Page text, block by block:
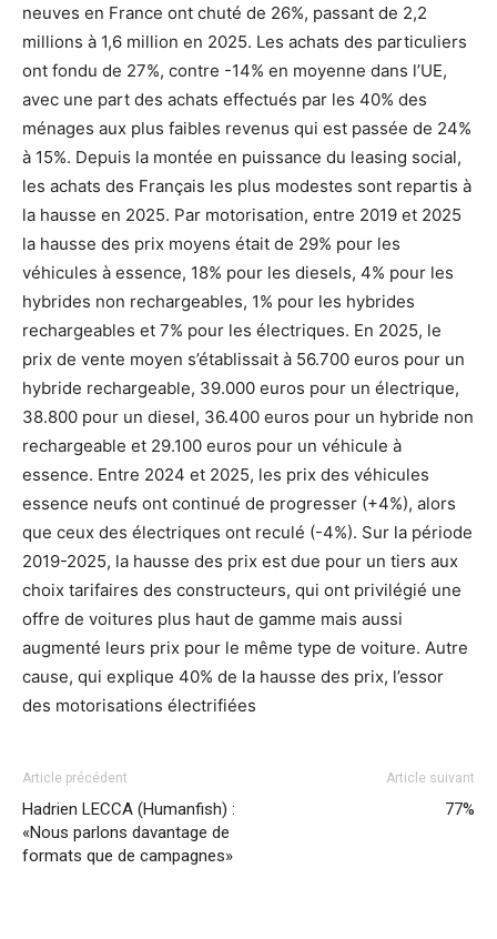
neuves en France ont chuté de 26%, passant de 2,2
millions à 1,6 million en 2025. Les achats des particuliers
ont fondu de 27%, contre -14% en moyenne dans l’UE,
avec une part des achats effectués par les 40% des
ménages aux plus faibles revenus qui est passée de 24%
à 15%. Depuis la montée en puissance du leasing social,
les achats des Français les plus modestes sont repartis à
la hausse en 2025. Par motorisation, entre 2019 et 2025
la hausse des prix moyens était de 29% pour les
véhicules à essence, 18% pour les diesels, 4% pour les
hybrides non rechargeables, 1% pour les hybrides
rechargeables et 7% pour les électriques. En 2025, le
prix de vente moyen s’établissait à 56.700 euros pour un
hybride rechargeable, 39.000 euros pour un électrique,
38.800 pour un diesel, 36.400 euros pour un hybride non
rechargeable et 29.100 euros pour un véhicule à
essence. Entre 2024 et 2025, les prix des véhicules
essence neufs ont continué de progresser (+4%), alors
que ceux des électriques ont reculé (-4%). Sur la période
2019-2025, la hausse des prix est due pour un tiers aux
choix tarifaires des constructeurs, qui ont privilégié une
offre de voitures plus haut de gamme mais aussi
augmenté leurs prix pour le même type de voiture. Autre
cause, qui explique 40% de la hausse des prix, l’essor
des motorisations électrifiées
Article précédent
Hadrien LECCA (Humanfish) :
«Nous parlons davantage de
formats que de campagnes»
Article suivant
77%